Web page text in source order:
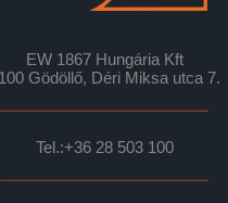
EW 1867 Hungária Kft
Gödöllő, Déri Miksa utca 7.
Tel.:+36 28 503 100